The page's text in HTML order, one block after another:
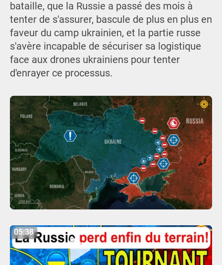
bataille, que la Russie a passé des mois à
tenter de s'assurer, bascule de plus en plus en
faveur du camp ukrainien, et la partie russe
s'avère incapable de sécuriser sa logistique
face aux drones ukrainiens pour tenter
d'enrayer ce processus.
05:38